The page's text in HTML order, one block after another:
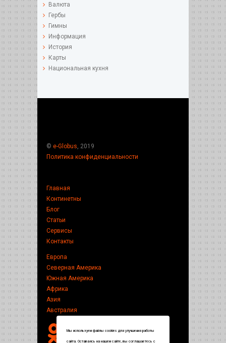
Валюта
Гербы
Гимны
Информация
История
Карты
Национальная кухня
© e-Globus, 2019
Политика конфиденциальности
Главная
Континетны
Блог
Статьи
Сервисы
Контакты
Европа
Северная Америка
Южная Америка
Африка
Азия
Австралия
Мы используем файлы cookies для улучшения работы
сайта. Оставаясь на нашем сайте, вы соглашаетесь с